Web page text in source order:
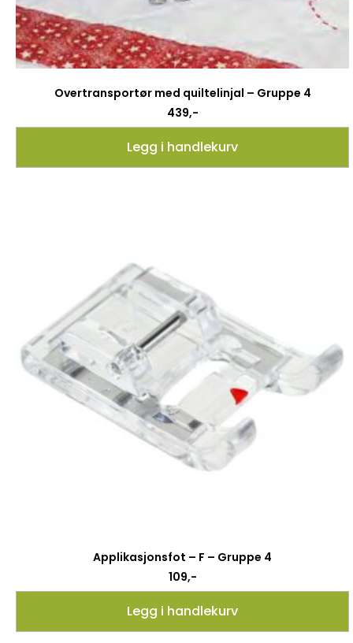
Overtransportør med quiltelinjal – Gruppe 4
439,-
Legg i handlekurv
Applikasjonsfot – F – Gruppe 4
109,-
Legg i handlekurv